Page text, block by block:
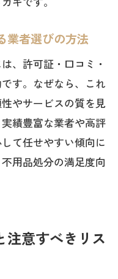
業者選びの方法
、許可証・口コミ・
す。なぜなら、これ
やサービスの質を見
績豊富な業者や高評
て任せやすい傾向に
用品処分の満足度向
注意すべきリス